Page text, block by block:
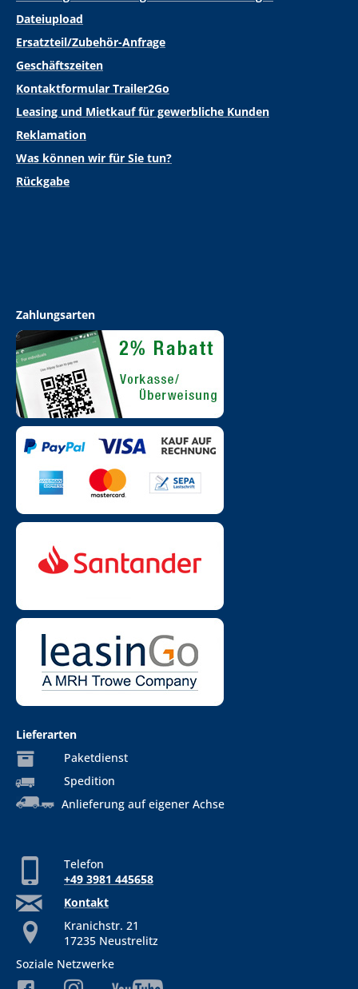
Dateiupload
Ersatzteil/Zubehör-Anfrage
Geschäftszeiten
Kontaktformular Trailer2Go
Leasing und Mietkauf für gewerbliche Kunden
Reklamation
Was können wir für Sie tun?
Rückgabe
Zahlungsarten
Lieferarten
Paketdienst
Spedition
Anlieferung auf eigener Achse
Telefon
+49 3981 445658
Kontakt
Kranichstr. 21
17235 Neustrelitz
Soziale Netzwerke